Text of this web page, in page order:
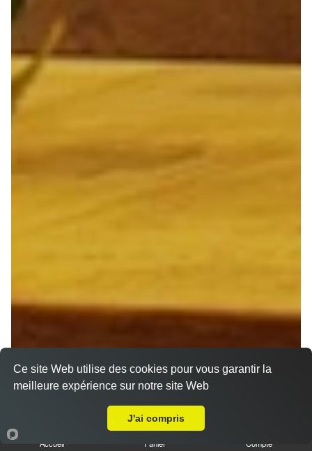
Accueil Panier Compte
Ce site Web utilise des cookies pour vous garantir la
meilleure expérience sur notre site Web
J'ai compris